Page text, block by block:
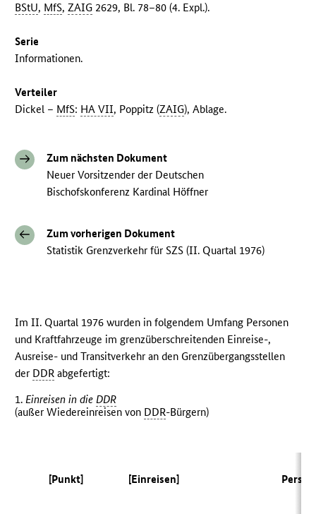
BStU, MfS,ZAIG 2629, Bl. 78–80 (4. Expl.).
Serie
Informationen.
Verteiler
Dickel – MfS: HA VII, Poppitz (ZAIG), Ablage.
Zum nächsten Dokument
Neuer Vorsitzender der Deutschen
Bischofskonferenz Kardinal Höffner
Zum vorherigen Dokument
Statistik Grenzverkehr für SZS (II. Quartal 1976)
Im II. Quartal 1976 wurden in folgendem Umfang Personen
und Kraftfahrzeuge im grenzüberschreitenden Einreise-,
Ausreise- und Transitverkehr an den Grenzübergangsstellen
der DDR abgefertigt:
1. Einreisen in dieDDR
(außer Wiedereinreisen von DDR-Bürgern)
[Punkt] [Einreisen]